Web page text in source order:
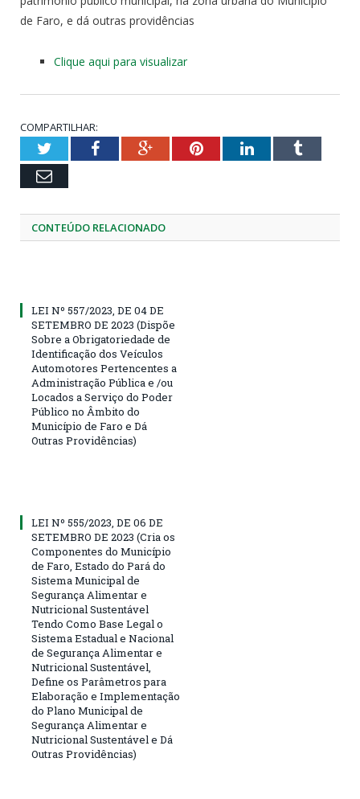
de Faro, e dá outras providências
Clique aqui para visualizar
COMPARTILHAR:
TwitterFacebookGoogle+PinterestLinkedInTumblr
Email
CONTEÚDO RELACIONADO
LEI Nº 557/2023, DE 04 DE
SETEMBRO DE 2023 (Dispõe
Sobre a Obrigatoriedade de
Identificação dos Veículos
Automotores Pertencentes a
Administração Pública e /ou
Locados a Serviço do Poder
Público no Âmbito do
Município de Faro e Dá
Outras Providências)
LEI Nº 555/2023, DE 06 DE
SETEMBRO DE 2023 (Cria os
Componentes do Município
de Faro, Estado do Pará do
Sistema Municipal de
Segurança Alimentar e
Nutricional Sustentável
Tendo Como Base Legal o
Sistema Estadual e Nacional
de Segurança Alimentar e
Nutricional Sustentável,
Define os Parâmetros para
Elaboração e Implementação
do Plano Municipal de
Segurança Alimentar e
Nutricional Sustentável e Dá
Outras Providências)